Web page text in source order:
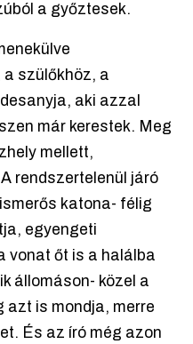
a győztesek.
a szülőkhöz, a
aki azzal
már kerestek. Meg
mellett,
rendszertelenül járó
katona- félig
egyengeti
vonat őt is a halálba
állomáson- közel a
azt is mondja, merre
És az író még azon